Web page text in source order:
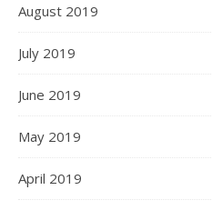
August 2019
July 2019
June 2019
May 2019
April 2019